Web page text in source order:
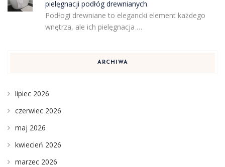
pielęgnacji podłóg drewnianych
Podłogi drewniane to elegancki element każdego
wnętrza, ale ich pielęgnacja …
ARCHIWA
lipiec 2026
czerwiec 2026
maj 2026
kwiecień 2026
marzec 2026